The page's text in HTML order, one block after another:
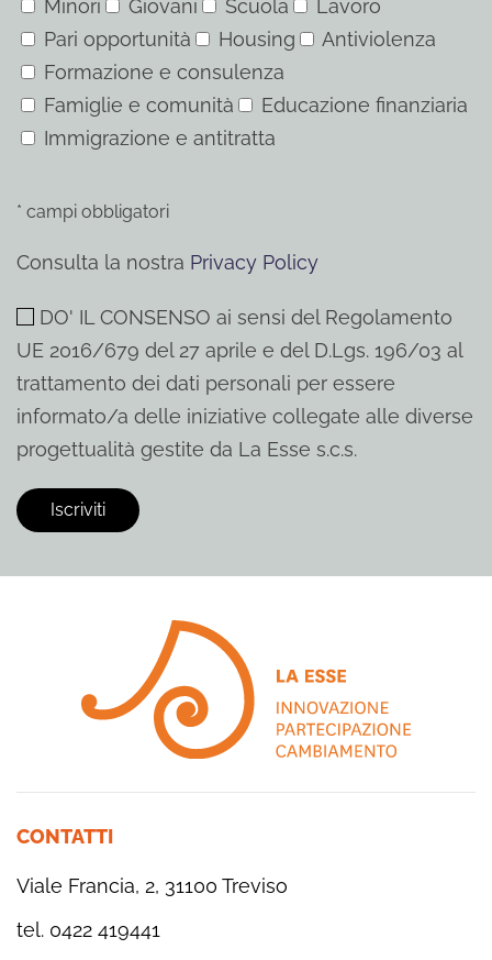
Minori Giovani Scuola
Lavoro
Pari opportunità
Housing
Antiviolenza
Formazione e consulenza
Famiglie e comunità
Educazione finanziaria
Immigrazione e antitratta
* campi obbligatori
Consulta la nostra Privacy Policy
DO' IL CONSENSO ai sensi del Regolamento
UE 2016/679 del 27 aprile e del D.Lgs. 196/03 al
trattamento dei dati personali per essere
informato/a delle iniziative collegate alle diverse
progettualità gestite da La Esse s.c.s.
CONTATTI
Viale Francia, 2, 31100 Treviso
tel. 0422 419441